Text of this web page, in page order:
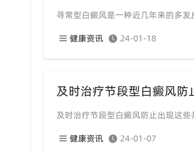
寻常型白癜风是一种近几年来的多
健康资讯
24-01-18
及时治疗节段型白癜风防
及时治疗节段型白癜风防止出现这
健康资讯
24-01-07